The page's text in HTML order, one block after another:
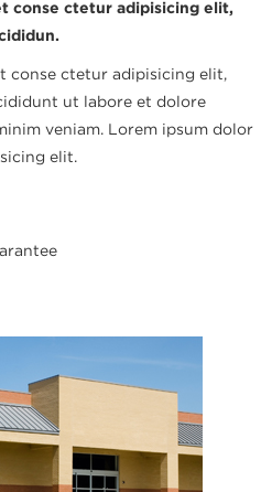
conse ctetur adipisicing elit,
conse ctetur adipisicing elit,
ut labore et dolore
veniam. Lorem ipsum dolor
elit.